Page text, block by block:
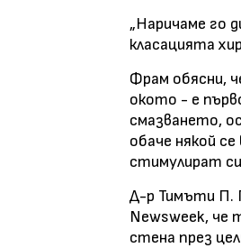
„Наричаме го
класацията
Фрам обясни,
окото - е
смазването,
обаче някой
стимулират
Д-р Тимъти П.
Newsweek, че
стена през